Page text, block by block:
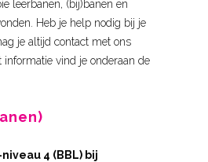
leerbanen, (bij)banen en
Heb je help nodig bij je
je altijd contact met ons
informatie vind je onderaan de
4 (BBL) bij